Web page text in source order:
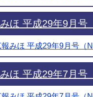
ほ 平成29年9月号
報みほ 平成29年9月号（
ほ 平成29年7月号